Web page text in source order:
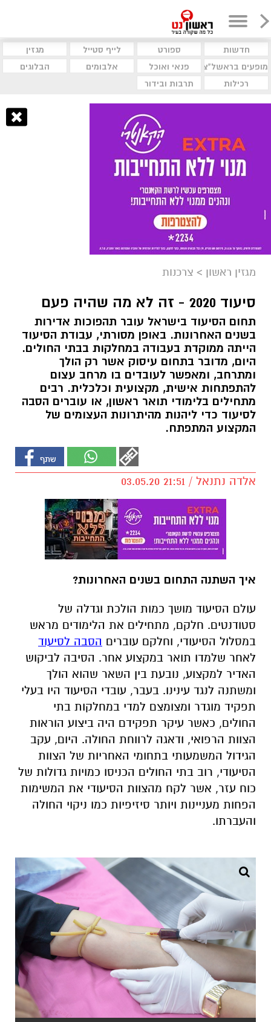
חדשות ספורט לייף סטייל
מגזין
מופעים בראשל"צ
פנאי ואוכל אלבומים
הבלוגים
רכילות
תרבות ובידור
מגזין ראשון > צרכנות
סיעוד 2020 - זה לא מה שהיה פעם
תחום הסיעוד בישראל עובר תהפוכות אדירות
בשנים האחרונות. באופן מסורתי, עבודת הסיעוד
הייתה ממוקדת בעבודה במחלקות בבתי החולים.
היום, מדובר בתחום עיסוק אשר רק הולך
ומתרחב, ומאפשר לעובדים בו מרחב עצום
להתפתחות אישית, מקצועית וכלכלית. רבים
מתחילים בלימודי תואר ראשון, או עוברים הסבה
לסיעוד כדי ליהנות מהיתרונות העצומים של
המקצוע המתפתח.
אלדה נתנאל / 21:51 03.05.20
איך השתנה התחום בשנים האחרונות?
עולם הסיעוד מושך כמות הולכת וגדלה של
סטודנטים. חלקם, מתחילים את הלימודים מראש
במסלול הסיעודי, וחלקם עוברים הסבה לסיעוד
לאחר שלמדו תואר במקצוע אחר. הסיבה לביקוש
האדיר למקצוע, נובעת בין השאר שהוא הולך
ומשתנה לנגד עינינו. בעבר, עובדי הסיעוד היו בעלי
תפקיד מוגדר ומצומצם למדי במחלקות בתי
החולים, כאשר עיקר תפקידם היה ביצוע הוראות
הצוות הרפואי, ודאגה לרווחת החולה. היום, עקב
הגידול המשמעותי בתחומי האחריות של הצוות
הסיעודי, רוב בתי החולים הכניסו כמויות גדולות של
כוח עזר, אשר לקח מהצוות הסיעודי את המשימות
הפחות מעניינות ויותר סיזיפיות כמו ניקוי החולה
והעברתו.